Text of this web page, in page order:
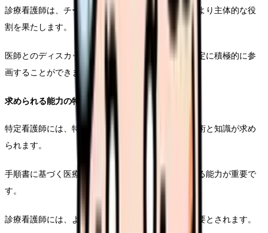
診療看護師は、チーム医療のキーパーソンとして、より主体的な役
割を果たします。
医師とのディスカッションを通じて、治療方針の決定に積極的に参
画することができます。
求められる能力の特徴
特定看護師には、特定の医療行為に関する高度な技術と知識が求め
られます。
手順書に基づく医療行為を安全かつ確実に実施できる能力が重要で
す。
診療看護師には、より広範な医学知識と判断力が必要とされます。